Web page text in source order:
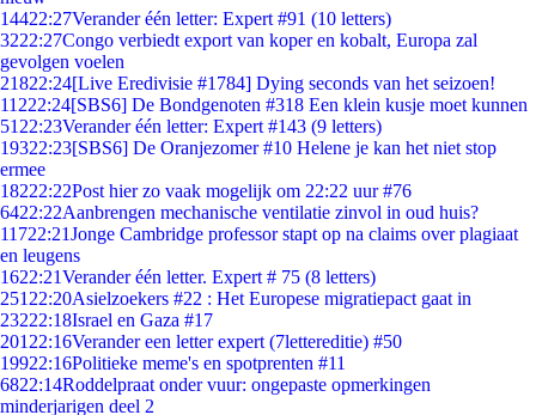
14422:27Verander één letter: Expert #91 (10 letters)
3222:27Congo verbiedt export van koper en kobalt, Europa zal
gevolgen voelen
21822:24[Live Eredivisie #1784] Dying seconds van het seizoen!
11222:24[SBS6] De Bondgenoten #318 Een klein kusje moet kunnen
51 22:23Verander één letter: Expert #143 (9 letters)
19322:23[SBS6] De Oranjezomer #10 Helene je kan het niet stop
ermee
18222:22Post hier zo vaak mogelijk om 22:22 uur #76
6422:22Aanbrengen mechanische ventilatie zinvol in oud huis?
11722:21Jonge Cambridge professor stapt op na claims over plagiaat
en leugens
1622:21Verander één letter. Expert # 75 (8 letters)
251 22:20Asielzoekers #22 : Het Europese migratiepact gaat in
23222:18Israel en Gaza #17
201 22:16Verander een letter expert (7lettereditie) #50
19922:16Politieke meme's en spotprenten #11
6822:14Roddelpraat onder vuur: ongepaste opmerkingen
minderjarigen deel 2